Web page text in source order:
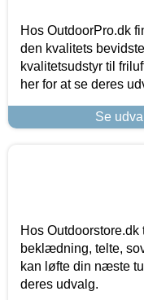
Hos OutdoorPro.dk
den kvalitets
kvalitetsudstyr til
her for at se deres
Se
Hos
beklædning, telte,
kan løfte din næste
deres udvalg.